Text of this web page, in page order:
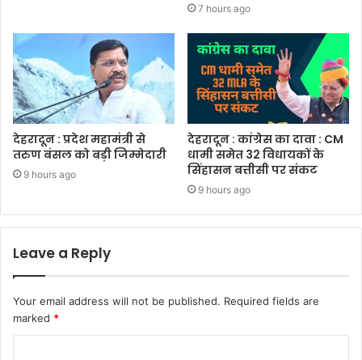
7 hours ago
देहरादून : प्रदेश महामंत्री से
तरुण बंसल को बड़ी जिम्मेदारी
9 hours ago
देहरादून : कांग्रेस का दावा : CM
धामी समेत 32 विधायकों के
सिंहासन बत्तीसी पर संकट
9 hours ago
Leave a Reply
Your email address will not be published. Required fields are
marked *